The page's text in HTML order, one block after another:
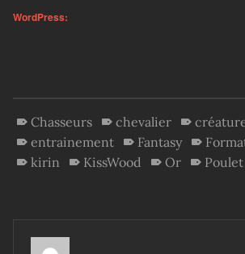
WordPress:
Chasseurs chevalier
entrainement
Fantasy
kirin
KissWood Or Poulet